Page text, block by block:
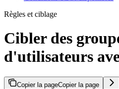
Règles et ciblage
Cibler des
d'utilisateurs
Copier la pageCopier la page